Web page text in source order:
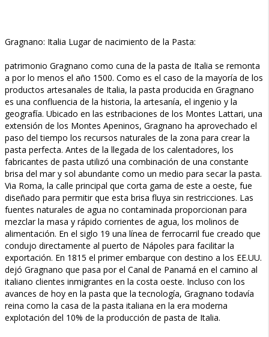
Gragnano: Italia Lugar de nacimiento de la Pasta:
patrimonio Gragnano como cuna de la pasta de Italia se remonta
a por lo menos el año 1500. Como es el caso de la mayoría de los
productos artesanales de Italia, la pasta producida en Gragnano
es una confluencia de la historia, la artesanía, el ingenio y la
geografía. Ubicado en las estribaciones de los Montes Lattari, una
extensión de los Montes Apeninos, Gragnano ha aprovechado el
paso del tiempo los recursos naturales de la zona para crear la
pasta perfecta. Antes de la llegada de los calentadores, los
fabricantes de pasta utilizó una combinación de una constante
brisa del mar y sol abundante como un medio para secar la pasta.
Via Roma, la calle principal que corta gama de este a oeste, fue
diseñado para permitir que esta brisa fluya sin restricciones. Las
fuentes naturales de agua no contaminada proporcionan para
mezclar la masa y rápido corrientes de agua, los molinos de
alimentación. En el siglo 19 una línea de ferrocarril fue creado que
condujo directamente al puerto de Nápoles para facilitar la
exportación. En 1815 el primer embarque con destino a los EE.UU.
dejó Gragnano que pasa por el Canal de Panamá en el camino al
italiano clientes inmigrantes en la costa oeste. Incluso con los
avances de hoy en la pasta que la tecnología, Gragnano todavía
reina como la casa de la pasta italiana en la era moderna
explotación del 10% de la producción de pasta de Italia.